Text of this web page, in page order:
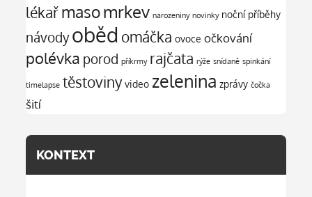
lékařmasomrkev narozeniny novinky noční příběhy
návodyoběd omáčka ovoce očkování
polévka porod příkrmy rajčata rýže snídaně spinkání
timelapse těstoviny video zelenina zprávy čočka
šití
KONTEXT